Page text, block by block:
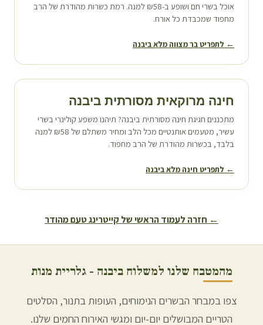
אוכל בשרי חם ושופע ב-₪58 למנה. רמת כשרות מהודרת של הרב
מחפוד שמכבדת כל אורח.
← לתפריט בר מצווה מלא ביבנה
חינה מרוקאית מסורתית ביבנה
מתכננים חגיגת חינה מסורתית ביבנה? תיהנו משפע קולינרי בשרי
עשיר, מטעמים אותנטיים מכל הלב ומחיר משתלם של ₪58 למנה
בלבד, בכשרות מהודרת של הרב מחפוד.
← לתפריט חינה מלא ביבנה
← חזרה לעמוד הראשי של קייטרינג טעם מהודר
מהמטבח שלנו למשלוח ביבנה - גלריית מנות
צפו במבחר הבשרים הנימוחים, העופות בתנור, הסלטים
הטריים המבושלים יום-יום ומגשי האירוח החמים שלנו.